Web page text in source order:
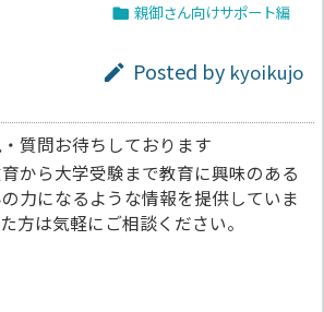
 親御さん向けサポート編
 Posted by kyoikujo
質問お待ちしております
から大学受験まで教育に興味のある
力になるような情報を提供していま
方は気軽にご相談ください。